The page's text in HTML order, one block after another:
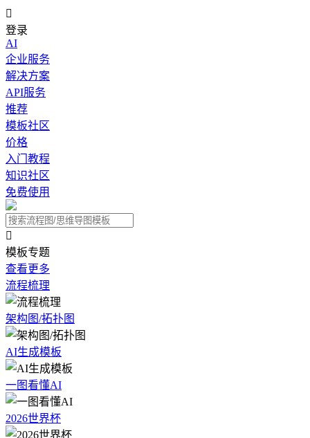

登录
AI
企业服务
解决方案
API服务
推荐
模板社区
价格
入门教程
知识社区
免费使用

模板专题
查看更多
流程梳理
架构图/拓扑图
AI生成模板
一图看懂AI
2026世界杯